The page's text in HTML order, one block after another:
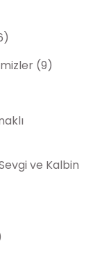
(9)
ve Kalbin